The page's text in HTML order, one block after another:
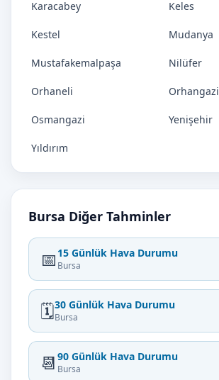
Karacabey Keles
Kestel Mudanya
Mustafakemalpaşa Nilüfer
Orhaneli Orhangazi
Osmangazi Yenişehir
Yıldırım
Bursa Diğer Tahminler
📅 15 Günlük Hava Durumu
Bursa
🗓️30 Günlük Hava Durumu
Bursa
📆 90 Günlük Hava Durumu
Bursa